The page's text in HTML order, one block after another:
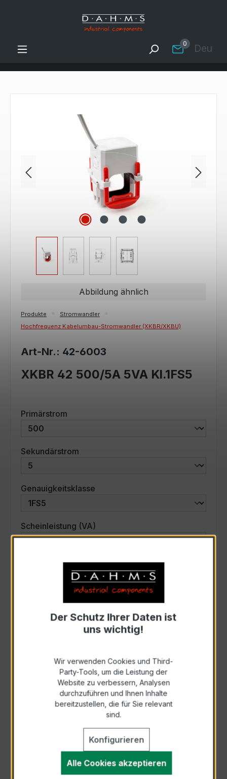
Zum Hauptinhalt springen
0
Bildergalerie überspringen
Abbildung ähnlich
Produkte
Stromwandler
Hochfrequenz Kabelumbau-Stromwandler (XKBR/XKBU)
Art-Nr.: 42-6003
XKBR 42 500/5A 5VA Kl.1FS5
Primärstrom
Sekundärstrom
Genauigkeitsklasse
Scheinleistung (VA)
Anfrage schriftlich
Zur Sammelanfrage hinzufügen
Anfrage telefonisch
Als PDF exportieren
Der Schutz Ihrer Daten ist
uns wichtig!
Wir verwenden Cookies und Third-
Party-Tools, um die Leistung der
Website zu verbessern, Analysen
durchzuführen und Ihnen Inhalte
bereitzustellen, die für Sie relevant
sind.
Konfigurieren
Alle Cookies akzeptieren